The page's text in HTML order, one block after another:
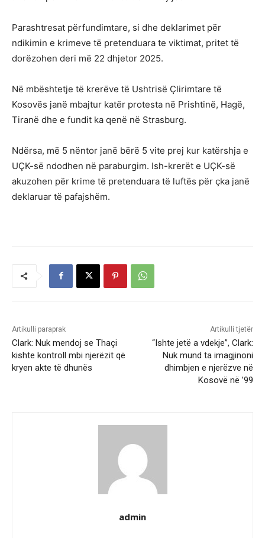
Parashtresat përfundimtare, si dhe deklarimet për
ndikimin e krimeve të pretenduara te viktimat, pritet të
dorëzohen deri më 22 dhjetor 2025.
Në mbështetje të krerëve të Ushtrisë Çlirimtare të
Kosovës janë mbajtur katër protesta në Prishtinë, Hagë,
Tiranë dhe e fundit ka qenë në Strasburg.
Ndërsa, më 5 nëntor janë bërë 5 vite prej kur katërshja e
UÇK-së ndodhen në paraburgim. Ish-krerët e UÇK-së
akuzohen për krime të pretenduara të luftës për çka janë
deklaruar të pafajshëm.
Artikulli paraprak
Clark: Nuk mendoj se Thaçi
kishte kontroll mbi njerëzit që
kryen akte të dhunës
Artikulli tjetër
“Ishte jetë a vdekje”, Clark:
Nuk mund ta imagjinoni
dhimbjen e njerëzve në
Kosovë në ’99
admin